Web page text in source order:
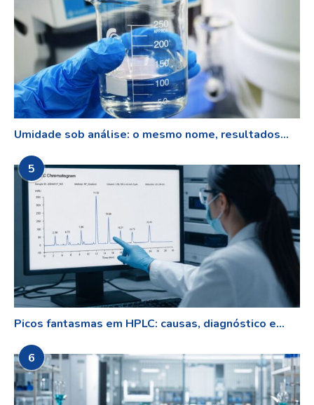
Umidade sob análise: o mesmo nome, resultados...
5
Picos fantasmas em HPLC: causas, diagnóstico e...
6